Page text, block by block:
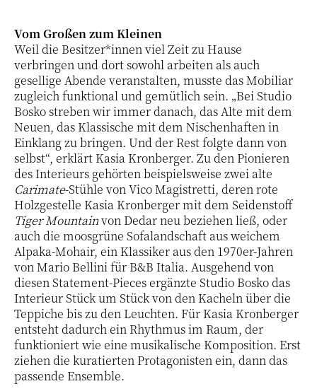
Vom Großen zum Kleinen
Weil die Besitzer*innen viel Zeit zu Hause
verbringen und dort sowohl arbeiten als auch
gesellige Abende veranstalten, musste das Mobiliar
zugleich funktional und gemütlich sein. „Bei Studio
Bosko streben wir immer danach, das Alte mit dem
Neuen, das Klassische mit dem Nischenhaften in
Einklang zu bringen. Und der Rest folgte dann von
selbst“, erklärt Kasia Kronberger. Zu den Pionieren
des Interieurs gehörten beispielsweise zwei alte
Carimate-Stühle von Vico Magistretti, deren rote
Holzgestelle Kasia Kronberger mit dem Seidenstoff
Tiger Mountainvon Dedar neu beziehen ließ, oder
auch die moosgrüne Sofalandschaft aus weichem
Alpaka-Mohair, ein Klassiker aus den 1970er-Jahren
von Mario Bellini für B&B Italia. Ausgehend von
diesen Statement-Pieces ergänzte Studio Bosko das
Interieur Stück um Stück von den Kacheln über die
Teppiche bis zu den Leuchten. Für Kasia Kronberger
entsteht dadurch ein Rhythmus im Raum, der
funktioniert wie eine musikalische Komposition. Erst
ziehen die kuratierten Protagonisten ein, dann das
passende Ensemble.